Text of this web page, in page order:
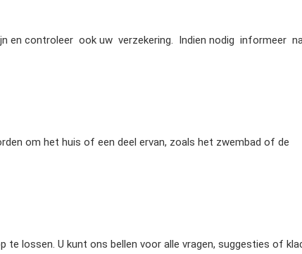
controleer ook uw verzekering. Indien nodig informeer
om het huis of een deel ervan, zoals het zwembad of de
lossen. U kunt ons bellen voor alle vragen, suggesties of